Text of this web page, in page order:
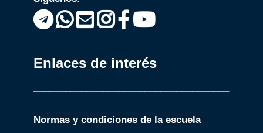
Enlaces de interés
Normas y condiciones de la escuela